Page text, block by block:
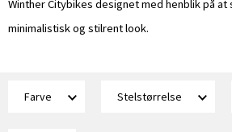
Winther Citybikes designet med henblik på at
minimalistisk og stilrent look.
Farve Stelstørrelse